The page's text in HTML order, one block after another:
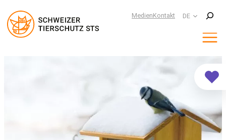
MedienKontakt DE
Suchen